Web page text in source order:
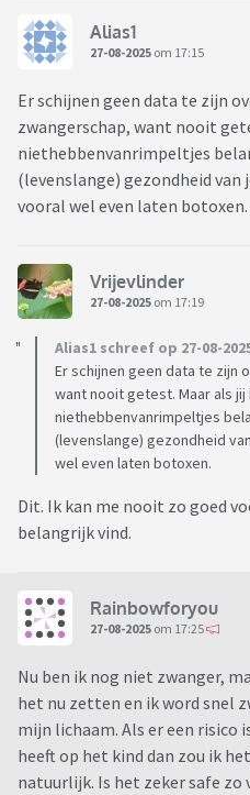
Alias1
27-08-2025 om 17:15
Er schijnen geen data te zijn
zwangerschap, want nooit
niethebbenvanrimpeltjes
(levenslange) gezondheid van
vooral wel even laten botoxen.
Vrijevlinder
27-08-2025 om 17:19
Alias1 schreef op 27-08-
Er schijnen geen data te zijn
want nooit getest. Maar als
niethebbenvanrimpeltjes
(levenslange) gezondheid
wel even laten botoxen.
Dit. Ik kan me nooit zo goed
belangrijk vind.
Rainbowforyou
27-08-2025 om 17:25
Nu ben ik nog niet zwanger,
het nu zetten en ik word snel
mijn lichaam. Als er een risico
heeft op het kind dan zou ik
natuurlijk. Is het zeker safe zo